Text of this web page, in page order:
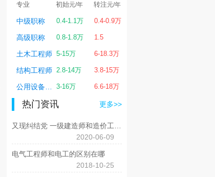
专业 初始元/年 转注元/年
中级职称 0.4-1.1万 0.4-0.9万
高级职称 0.8-1.8万 1.5
土木工程师 5-15万 6-18.3万
结构工程师 2.8-14万 3.8-15万
3-16万 6.6-18万
热门资讯 更多>>
2020-06-09
电气工程师和电工的区别在哪
2018-10-25